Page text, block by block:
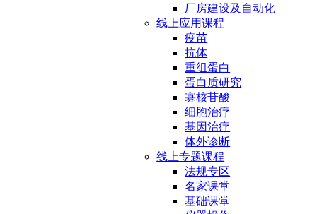
厂房建设及自动化
线上应用课程
疫苗
抗体
重组蛋白
蛋白质研究
寡核苷酸
细胞治疗
基因治疗
体外诊断
线上专题课程
法规专区
名家课堂
基础课堂